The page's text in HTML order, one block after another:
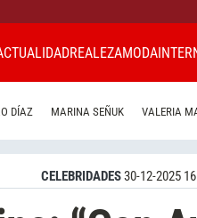
REALEZAMODA
DÍAZ MARINA SEÑUK VALERIA
CELEBRIDADES30-12-2025